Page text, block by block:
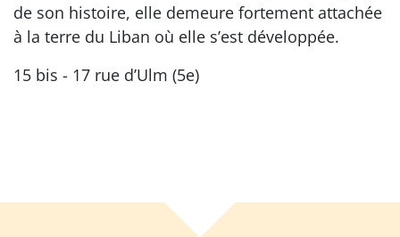
de son histoire, elle demeure fortement attachée
à la terre du Liban où elle s’est développée.
15 bis - 17 rue d’Ulm (5e)